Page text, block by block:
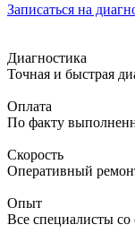
Записаться на
Диагностика
Точная и быстрая
Оплата
По факту
Скорость
Оперативный
Опыт
Все специалисты со